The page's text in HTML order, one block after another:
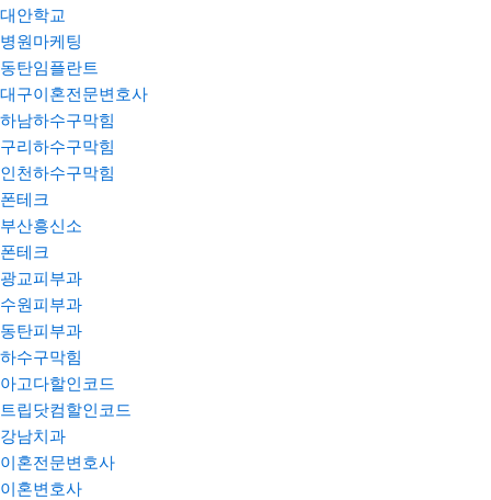
대안학교
병원마케팅
동탄임플란트
대구이혼전문변호사
하남하수구막힘
구리하수구막힘
인천하수구막힘
폰테크
부산흥신소
폰테크
광교피부과
수원피부과
동탄피부과
하수구막힘
아고다할인코드
트립닷컴할인코드
강남치과
이혼전문변호사
이혼변호사